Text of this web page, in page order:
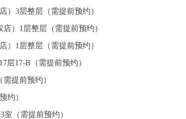
）3层整层（需提前预约）
）1层整层（需提前预约）
）1层整层（需提前预约）
层17-B（需提前预约）
提前预约）
约）
（需提前预约）